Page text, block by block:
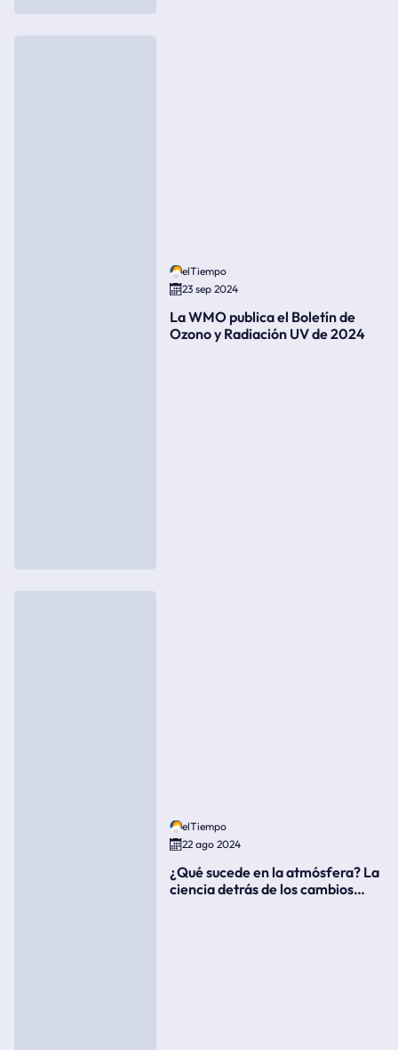
elTiempo
23 sep 2024
La WMO publica el Boletín de
Ozono y Radiación UV de 2024
elTiempo
22 ago 2024
¿Qué sucede en la atmósfera? La
ciencia detrás de los cambios